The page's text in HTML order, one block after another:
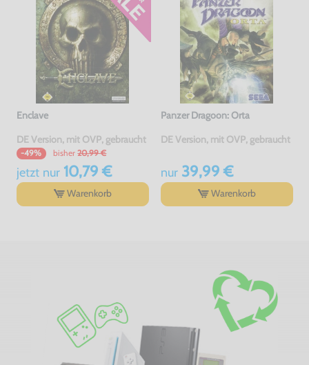
Enclave
DE Version, mit OVP, gebraucht
-49% bisher 20,99 €
jetzt nur10,79 €
Warenkorb
Panzer Dragoon: Orta
DE Version, mit OVP, gebraucht
nur39,99 €
Warenkorb